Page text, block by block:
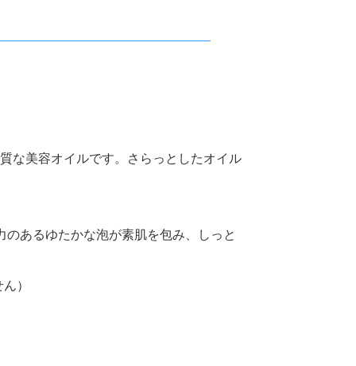
な美容オイルです。さらっとしたオイル
のあるゆたかな泡が素肌を包み、しっと
）